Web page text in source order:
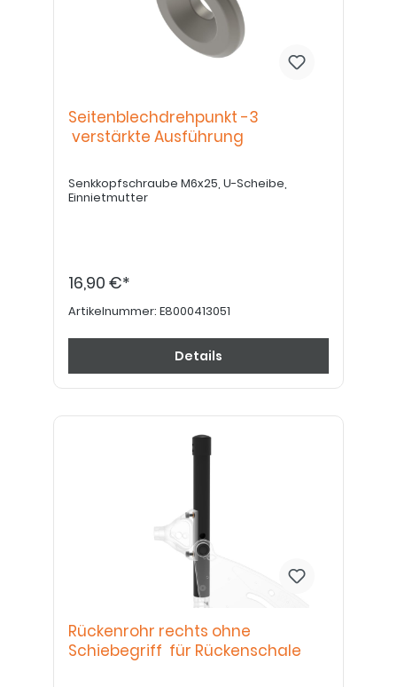
Seitenblechdrehpunkt -3
verstärkte Ausführung
Senkkopfschraube M6x25, U-Scheibe,
Einnietmutter
16,90 €*
Artikelnummer: E8000413051
Details
Rückenrohr rechts ohne
Schiebegriff für Rückenschale